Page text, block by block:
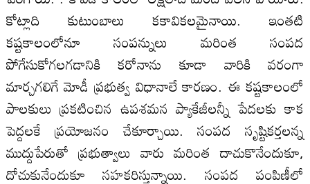
కోట్లాది కుటుంబాలు కకావికల‌మైనాయి. ఇంతటి
కష్టకాలంలోనూ సంపన్నులు మరింత సంపద
పోగేసుకోగల‌గడానికి కరోనాను కూడా వారికి వరంగా
మార్చగలిగే మోడీ ప్రభుత్వ విధానాలే కారణం. ఈ కష్టకాలంలో
పాల‌కులు ప్రకటించిన ఉపశమన ప్యాకేజీల‌న్నీ పేదల‌కు కాక
పెద్దల‌కే ప్రయోజనం చేకూర్చాయి. సంపద సృష్టికర్తల‌న్న
ముద్దుపేరుతో ప్రభుత్వాలు వారు మరింత దాచుకొనేందుకూ,
దోచుకునేందుకూ సహకరిస్తున్నాయి. సంపద పంపిణీలో